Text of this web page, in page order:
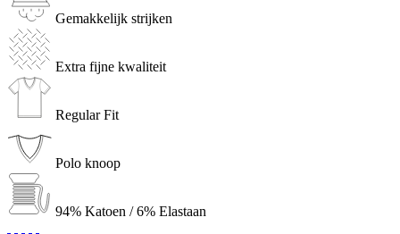
Gemakkelijk strijken
Extra fijne kwaliteit
Regular Fit
Polo knoop
94% Katoen / 6% Elastaan